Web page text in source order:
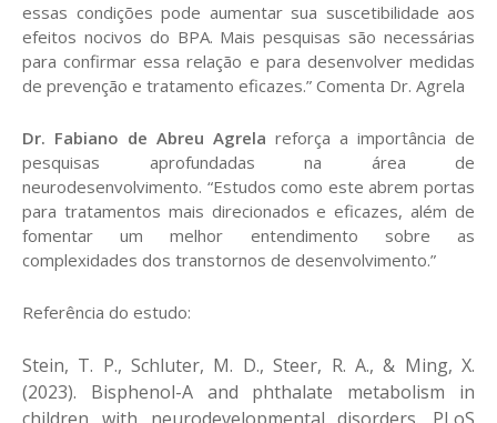
essas condições pode aumentar sua suscetibilidade aos
efeitos nocivos do BPA. Mais pesquisas são necessárias
para confirmar essa relação e para desenvolver medidas
de prevenção e tratamento eficazes.” Comenta Dr. Agrela
Dr. Fabiano de Abreu Agrela reforça a importância de
pesquisas aprofundadas na área de
neurodesenvolvimento. “Estudos como este abrem portas
para tratamentos mais direcionados e eficazes, além de
fomentar um melhor entendimento sobre as
complexidades dos transtornos de desenvolvimento.”
Referência do estudo:
Stein, T. P., Schluter, M. D., Steer, R. A., & Ming, X.
(2023). Bisphenol-A and phthalate metabolism in